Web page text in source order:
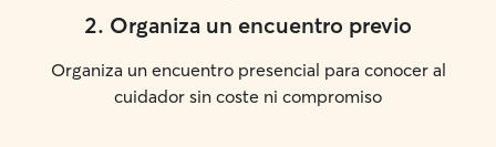
2. Organiza un encuentro previo
Organiza un encuentro presencial para conocer al
cuidador sin coste ni compromiso